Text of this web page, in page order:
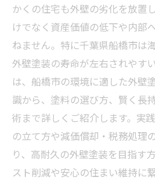
かくの住宅も外壁の劣化を放置
けでなく資産価値の低下や内部
ねません。特に千葉県船橋市は
外壁塗装の寿命が左右されやす
は、船橋市の環境に適した外壁
識から、塗料の選び方、賢く長
術まで詳しくご紹介します。実
の立て方や減価償却・税務処理
り、高耐久の外壁塗装を目指す
スト削減や安心の住まい維持に